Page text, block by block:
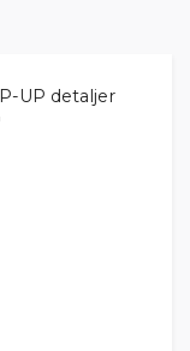
UP detaljer